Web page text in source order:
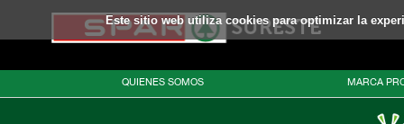
Este sitio web utiliza cookies para optimizar la
QUIENES SOMOS MARCA